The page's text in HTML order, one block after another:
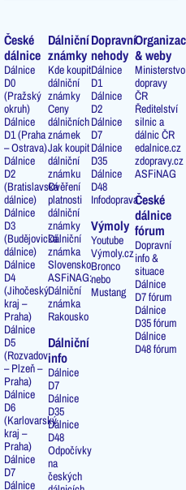
České
dálnice
Dálnice
D0
(Pražský
okruh)
Dálnice
D1 (Praha
– Ostrava)
Dálnice
D2
(Bratislavská
dálnice)
Dálnice
D3
(Budějovická
dálnice)
Dálnice
D4
(Jihočeský
kraj –
Praha)
Dálnice
D5
(Rozvadov
– Plzeň –
Praha)
Dálnice
D6
(Karlovarský
kraj –
Praha)
Dálnice
D7
Dálnice
Dálniční
známky
Kde koupit
dálniční
známky
Ceny
dálničních
známek
Jak koupit
dálniční
známku
Ověření
platnosti
dálniční
známky
Dálniční
známka
Slovensko
ASFiNAG:
Dálniční
známka
Rakousko
Dálniční
info
Dálnice
D7
Dálnice
D35
Dálnice
D48
Odpočívky
na
českých
Dopravní
nehody
Dálnice
D1
Dálnice
D2
Dálnice
D7
Dálnice
D35
Dálnice
D48
Infodoprava
Výmoly
Youtube
Výmoly.cz
Bronco
nebo
Mustang
& weby
Ministerstvo
dopravy
ČR
Ředitelství
silnic a
dálnic ČR
edalnice.cz
zdopravy.cz
ASFiNAG
České
dálnice
fórum
Dopravní
info &
situace
Dálnice
D7 fórum
Dálnice
D35 fórum
Dálnice
D48 fórum